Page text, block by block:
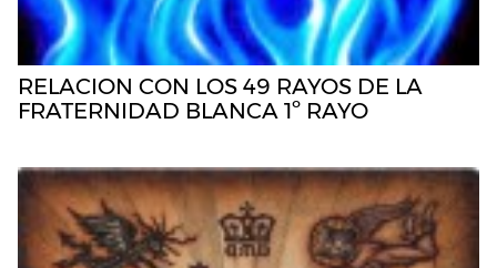
RELACION CON LOS 49 RAYOS DE LA
FRATERNIDAD BLANCA 1º RAYO